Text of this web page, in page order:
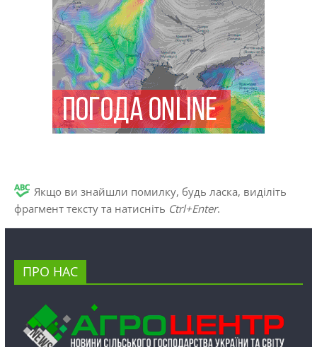
Якщо ви знайшли помилку, будь ласка, виділіть
фрагмент тексту та натисніть Ctrl+Enter.
ПРО НАС